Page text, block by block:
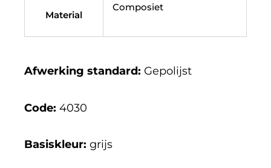
Material
Composiet
Afwerking standard: Gepolijst
Code: 4030
Basiskleur: grijs